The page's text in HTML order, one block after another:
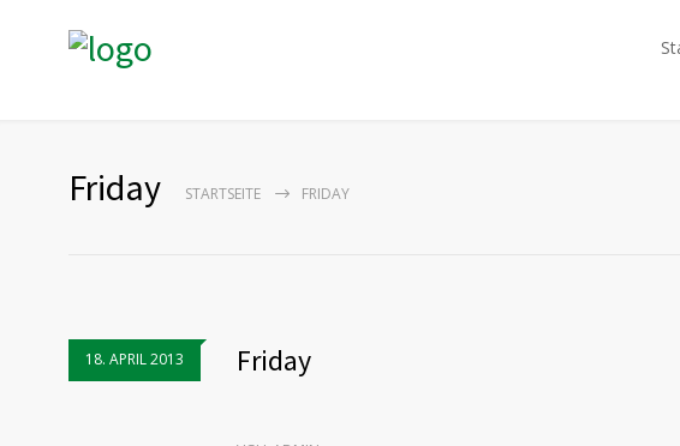
Friday STARTSEITE FRIDAY
18. APRIL 2013 Friday